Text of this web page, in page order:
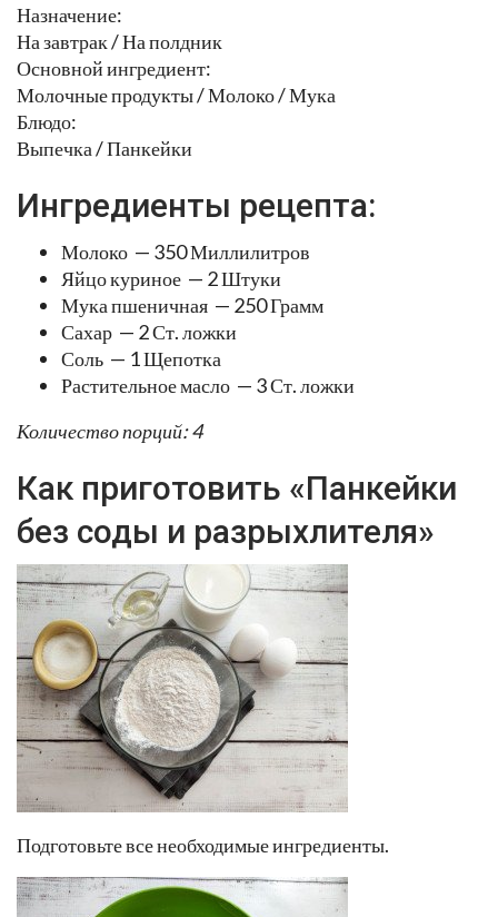
Назначение:
На завтрак / На полдник
Основной ингредиент:
Молочные продукты / Молоко / Мука
Блюдо:
Выпечка / Панкейки
Ингредиенты рецепта:
Молоко — 350 Миллилитров
Яйцо куриное — 2 Штуки
Мука пшеничная — 250 Грамм
Сахар — 2 Ст. ложки
Соль — 1 Щепотка
Растительное масло — 3 Ст. ложки
Количество порций: 4
Как приготовить «Панкейки
без соды и разрыхлителя»
Подготовьте все необходимые ингредиенты.